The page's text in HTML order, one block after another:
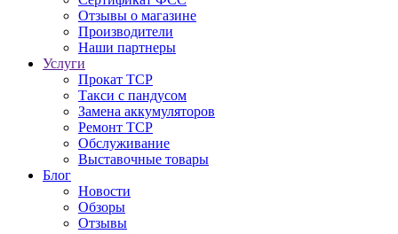
Отзывы о магазине
Производители
Наши партнеры
Услуги
Прокат ТСР
Такси с пандусом
Замена аккумуляторов
Ремонт ТСР
Обслуживание
Выставочные товары
Блог
Новости
Обзоры
Отзывы